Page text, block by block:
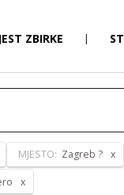
ZBIRKE |
MJESTO: Zagreb ?